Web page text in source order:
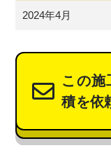
2024年4月
この施
積を依